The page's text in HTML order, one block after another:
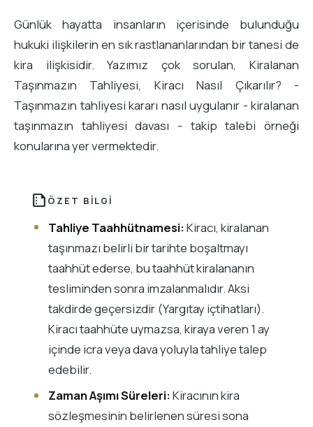
Günlük hayatta insanların içerisinde bulunduğu
hukuki ilişkilerin en sık rastlananlarından bir tanesi de
kira ilişkisidir. Yazımız çok sorulan, Kiralanan
Taşınmazın Tahliyesi, Kiracı Nasıl Çıkarılır? -
Taşınmazın tahliyesi kararı nasıl uygulanır - kiralanan
taşınmazın tahliyesi davası - takip talebi örneği
konularına yer vermektedir.
summarize ÖZET BILGI
Tahliye Taahhütnamesi:Kiracı, kiralanan
taşınmazı belirli bir tarihte boşaltmayı
taahhüt ederse, bu taahhüt kiralananın
tesliminden sonra imzalanmalıdır. Aksi
takdirde geçersizdir (Yargıtay içtihatları).
Kiracı taahhüte uymazsa, kiraya veren 1 ay
içinde icra veya dava yoluyla tahliye talep
edebilir.
Zaman Aşımı Süreleri:Kiracının kira
sözleşmesinin belirlenen süresi sona